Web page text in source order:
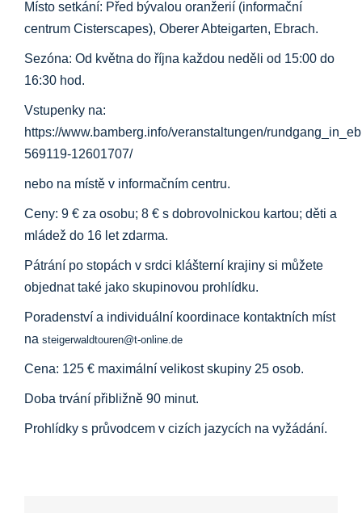
Místo setkání: Před bývalou oranžerií (informační
centrum Cisterscapes), Oberer Abteigarten, Ebrach.
Sezóna: Od května do října každou neděli od 15:00 do
16:30 hod.
Vstupenky na:
https://www.bamberg.info/veranstaltungen/
569119-12601707/
nebo na místě v informačním centru.
Ceny: 9 € za osobu; 8 € s dobrovolnickou kartou; děti a
mládež do 16 let zdarma.
Pátrání po stopách v srdci klášterní krajiny si můžete
objednat také jako skupinovou prohlídku.
Poradenství a individuální koordinace kontaktních míst
na steigerwaldtouren@t-online.de
Cena: 125 € maximální velikost skupiny 25 osob.
Doba trvání přibližně 90 minut.
Prohlídky s průvodcem v cizích jazycích na vyžádání.